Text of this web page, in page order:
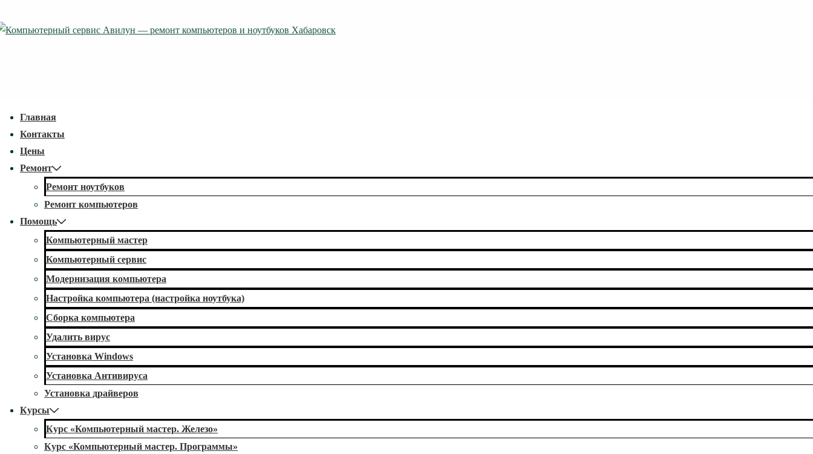
Перейти
Главная
Контакты
Цены
Ремонт
Ремонт ноутбуков
Ремонт компьютеров
Помощь
Компьютерный мастер
Компьютерный сервис
Модернизация компьютера
Настройка компьютера (настройка ноутбука)
Сборка компьютера
Удалить вирус
Установка Windows
Установка Антивируса
Установка драйверов
Курсы
Курс «Компьютерный мастер. Железо»
Курс «Компьютерный мастер. Программы»